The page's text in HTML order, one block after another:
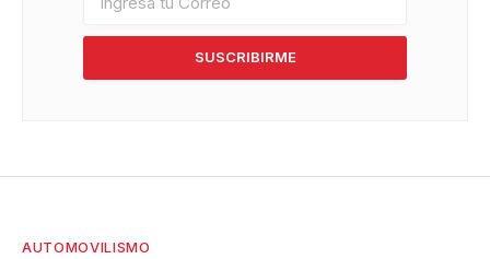
SUSCRIBIRME
AUTOMOVILISMO